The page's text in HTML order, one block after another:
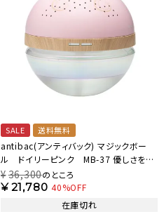
SALE 送料無料
antibac(アンティバック) マジックボー
ル ドイリーピンク MB-37 優しさを感
じるピンクを表現 【AB】
¥36,300のところ
¥21,780 40%OFF
在庫切れ